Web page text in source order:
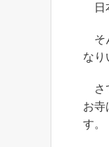
日
そ
なり
さ
お寺
す。